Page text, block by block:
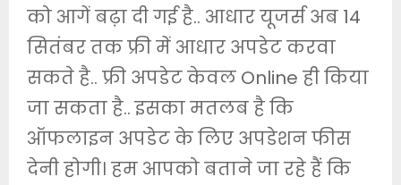
को आगें बढ़ा दी गई है.. आधार यूजर्स अब 14
सितंबर तक फ्री में आधार अपडेट करवा
सकते है.. फ्री अपडेट केवल Online ही किया
जा सकता है.. इसका मतलब है कि
ऑफलाइन अपडेट के लिए अपडेशन फीस
देनी होगी। हम आपको बताने जा रहे हैं कि